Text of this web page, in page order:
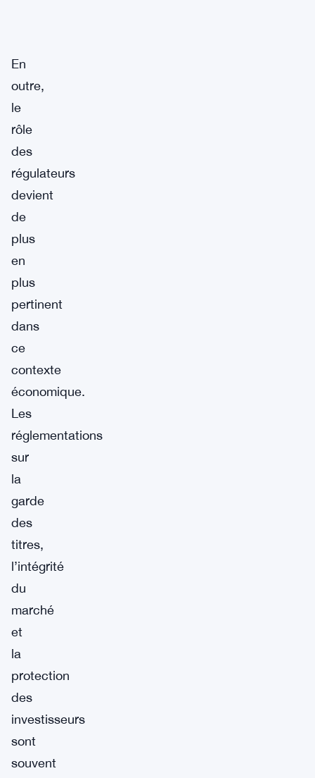
En
outre,
le
rôle
des
régulateurs
devient
de
plus
en
plus
pertinent
dans
ce
contexte
économique.
Les
réglementations
sur
la
garde
des
titres,
l’intégrité
du
marché
et
la
protection
des
investisseurs
sont
souvent